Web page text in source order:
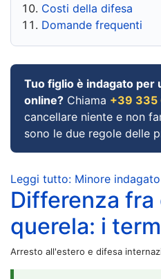
Costi della difesa
Domande frequenti
Tuo figlio è indagato per
online? Chiama +39
cancellare niente e non
sono le due regole delle
Leggi tutto: Minore
Differenza fra
querela: i
Arresto all'estero e difesa